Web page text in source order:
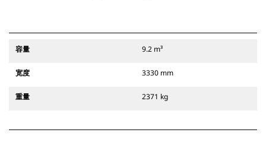
容量 9.2 m³
宽度 3330 mm
重量 2371 kg